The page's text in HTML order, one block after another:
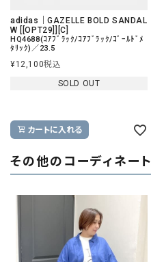
adidas｜GAZELLE BOLD SANDAL
W [[OPT29]][C]
HQ4688(ｺｱﾌﾞﾗｯｸ/ｺｱﾌﾞﾗｯｸ/ｺﾞｰﾙﾄﾞﾒ
ﾀﾘｯｸ)／23.5
¥12,100税込
SOLD OUT
カートに入れる
その他のコーディネート